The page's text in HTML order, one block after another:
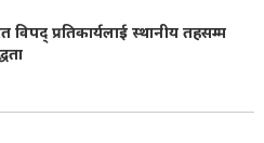
विपद् प्रतिकार्यलाई स्थानीय तहसम्म